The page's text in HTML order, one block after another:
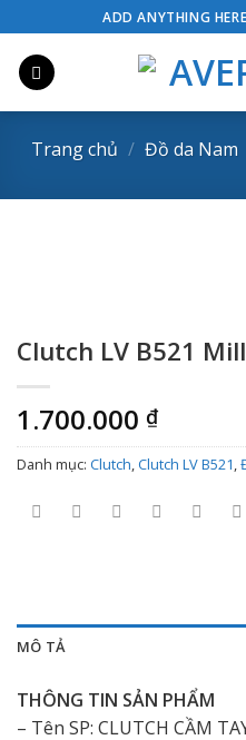
to
content
ADD ANYTHING
Trang chủ / Đồ da Nam
Clutch LV B521
1.700.000 ₫
Danh mục: Clutch Clutch LV B521
MÔ TẢ
THÔNG TIN SẢN PHẨM
– Tên SP: CLUTCH CẦM